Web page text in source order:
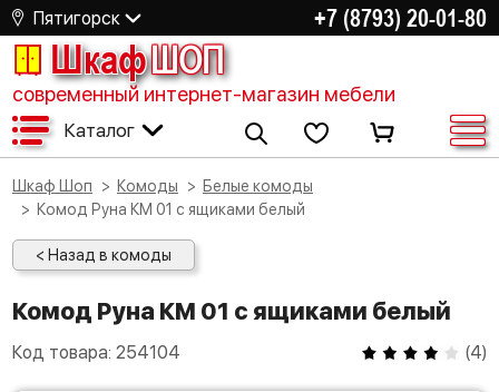
Пятигорск +7 (8793) 20-01-80
ШкафШОП
современный интернет-магазин мебели
Каталог
Шкаф Шоп Комоды
Белые комоды
Комод Руна КМ 01 с ящиками белый
< Назад в комоды
Комод Руна КМ 01 с ящиками белый
Код товара: 254104 (4)